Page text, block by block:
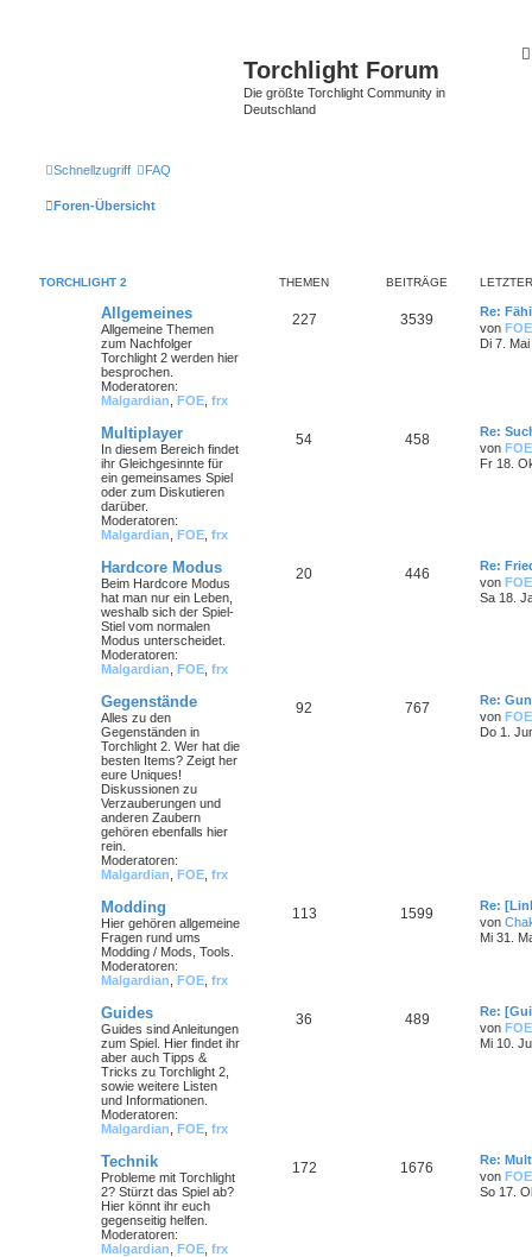
Torchlight Forum
Die größte Torchlight Community in
Deutschland
Schnellzugriff FAQ
Foren-Übersicht
TORCHLIGHT 2 THEMEN BEITRÄGE
Allgemeines
Allgemeine Themen
zum Nachfolger
Torchlight 2 werden hier
besprochen.
Moderatoren:
Malgardian FOE frx
227 3539
Re:
von FOE
Di 7.
Multiplayer
In diesem Bereich findet
ihr Gleichgesinnte für
ein gemeinsames Spiel
oder zum Diskutieren
darüber.
Moderatoren:
Malgardian FOE frx
54 458
Re:
von FOE
Fr 18.
Hardcore Modus
Beim Hardcore Modus
hat man nur ein Leben,
weshalb sich der Spiel-
Stiel vom normalen
Modus unterscheidet.
Moderatoren:
Malgardian FOE frx
20 446
Re:
von FOE
Sa 18.
Gegenstände
Alles zu den
Gegenständen in
Torchlight 2. Wer hat die
besten Items? Zeigt her
eure Uniques!
Diskussionen zu
Verzauberungen und
anderen Zaubern
gehören ebenfalls hier
rein.
Moderatoren:
Malgardian FOE frx
92 767
Re:
von FOE
Do 1.
Modding
Hier gehören allgemeine
Fragen rund ums
Modding / Mods, Tools.
Moderatoren:
Malgardian FOE frx
113 1599
Re:
von
Mi 31.
Guides
Guides sind Anleitungen
zum Spiel. Hier findet ihr
aber auch Tipps &
Tricks zu Torchlight 2,
sowie weitere Listen
und Informationen.
Moderatoren:
Malgardian FOE frx
36 489
Re:
von FOE
Mi 10.
Technik
Probleme mit Torchlight
2? Stürzt das Spiel ab?
Hier könnt ihr euch
gegenseitig helfen.
Moderatoren:
Malgardian FOE frx
172 1676
Re:
von FOE
So 17.